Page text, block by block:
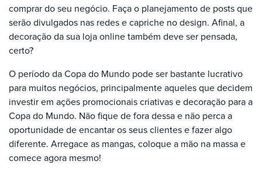
comprar do seu negócio. Faça o planejamento de posts que
serão divulgados nas redes e capriche no design. Afinal, a
decoração da sua loja online também deve ser pensada,
certo?
O período da Copa do Mundo pode ser bastante lucrativo
para muitos negócios, principalmente aqueles que decidem
investir em ações promocionais criativas e decoração para a
Copa do Mundo. Não fique de fora dessa e não perca a
oportunidade de encantar os seus clientes e fazer algo
diferente. Arregace as mangas, coloque a mão na massa e
comece agora mesmo!